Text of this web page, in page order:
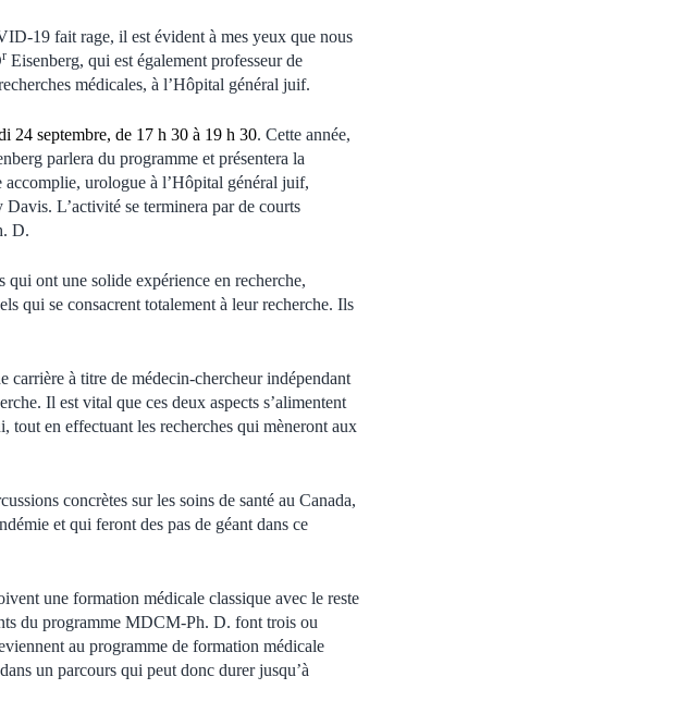
19 fait rage, il est évident à mes yeux que nous
r Eisenberg, qui est également professeur de
médicales, à l’Hôpital général juif.
24 septembre, de 17 h 30 à 19 h 30. Cette année,
parlera du programme et présentera la
accomplie, urologue à l’Hôpital général juif,
L’activité se terminera par de courts
D.
ont une solide expérience en recherche,
qui se consacrent totalement à leur recherche. Ils
à titre de médecin-chercheur indépendant
Il est vital que ces deux aspects s’alimentent
tout en effectuant les recherches qui mèneront aux
concrètes sur les soins de santé au Canada,
et qui feront des pas de géant dans ce
une formation médicale classique avec le reste
du programme MDCM-Ph. D. font trois ou
au programme de formation médicale
un parcours qui peut donc durer jusqu’à